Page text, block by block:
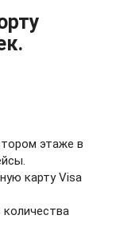
этаже в
карту Visa